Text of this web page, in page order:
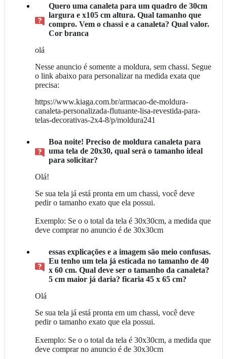
Quero uma canaleta para um quadro de 30cm
largura e x105 cm altura. Qual tamanho que
compro. Vem o chassi e a canaleta? Qual valor.
Cor branca
olá
Nesse anuncio é somente a moldura, sem chassi. Segue
o link abaixo para personalizar na medida exata que
precisa:
https://www.kiaga.com.br/armacao-de-moldura-
canaleta-personalizada-flutuante-lisa-revestida-para-
telas-decorativas-2x4-8/p/moldura241
Boa noite! Preciso de moldura canaleta para
uma tela de 20x30, qual será o tamanho ideal
para solicitar?
Olá!
Se sua tela já está pronta em um chassi, você deve
pedir o tamanho exato que ela possui.
Exemplo: Se o o total da tela é 30x30cm, a medida que
deve comprar no anuncio é de 30x30cm
essas explicações e a imagem são meio confusas.
Eu tenho um tela já esticada no tamanho de 40
x 60 cm. Qual deve ser o tamanho da canaleta?
5 cm maior já daria? ficaria 45 x 65 cm?
Olá
Se sua tela já está pronta em um chassi, você deve
pedir o tamanho exato que ela possui.
Exemplo: Se o o total da tela é 30x30cm, a medida que
deve comprar no anuncio é de 30x30cm